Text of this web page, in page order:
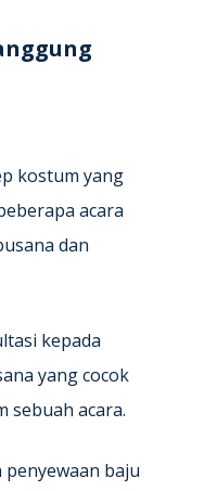
kostum yang
acara
dan
kepada
yang cocok
sebuah acara.
baju